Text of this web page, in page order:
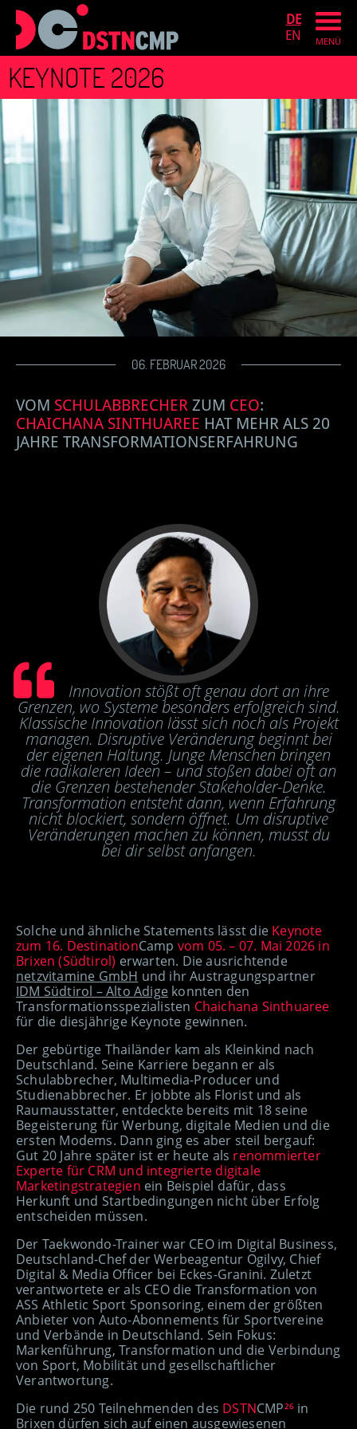
DE
EN
MENÜ
KEYNOTE 2026
06. FEBRUAR 2026
VOM SCHULABBRECHER ZUM CEO:
CHAICHANA SINTHUAREE HAT MEHR ALS 20
JAHRE TRANSFORMATIONSERFAHRUNG
Innovation stößt oft genau dort an ihre
Grenzen, wo Systeme besonders erfolgreich sind.
Klassische Innovation lässt sich noch als Projekt
managen. Disruptive Veränderung beginnt bei
der eigenen Haltung. Junge Menschen bringen
die radikaleren Ideen – und stoßen dabei oft an
die Grenzen bestehender Stakeholder-Denke.
Transformation entsteht dann, wenn Erfahrung
nicht blockiert, sondern öffnet. Um disruptive
Veränderungen machen zu können, musst du
bei dir selbst anfangen.
Solche und ähnliche Statements lässt die Keynote
zum 16. DestinationCamp vom 05. – 07. Mai 2026 in
Brixen (Südtirol) erwarten. Die ausrichtende
netzvitamine GmbH und ihr Austragungspartner
IDM Südtirol – Alto Adige konnten den
Transformationsspezialisten Chaichana Sinthuaree
für die diesjährige Keynote gewinnen.
Der gebürtige Thailänder kam als Kleinkind nach
Deutschland. Seine Karriere begann er als
Schulabbrecher, Multimedia-Producer und
Studienabbrecher. Er jobbte als Florist und als
Raumausstatter, entdeckte bereits mit 18 seine
Begeisterung für Werbung, digitale Medien und die
ersten Modems. Dann ging es aber steil bergauf:
Gut 20 Jahre später ist er heute als renommierter
Experte für CRM und integrierte digitale
Marketingstrategien ein Beispiel dafür, dass
Herkunft und Startbedingungen nicht über Erfolg
entscheiden müssen.
Der Taekwondo-Trainer war CEO im Digital Business,
Deutschland-Chef der Werbeagentur Ogilvy, Chief
Digital & Media Officer bei Eckes-Granini. Zuletzt
verantwortete er als CEO die Transformation von
ASS Athletic Sport Sponsoring, einem der größten
Anbieter von Auto-Abonnements für Sportvereine
und Verbände in Deutschland. Sein Fokus:
Markenführung, Transformation und die Verbindung
von Sport, Mobilität und gesellschaftlicher
Verantwortung.
Die rund 250 Teilnehmenden des DSTNCMP²⁶ in
Brixen dürfen sich auf einen ausgewiesenen